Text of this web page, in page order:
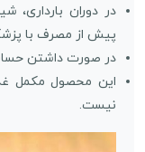
در دوران
پیش از مصرف با
در صورت داشتن
این محصول مکمل
نیست.